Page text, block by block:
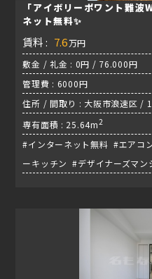
「アイボリーポワント難
ネット無料✨
賃料 : 7.6万円
敷金 / 礼金 : 0円 / 76.000円
管理費 : 6000円
住所 / 間取り : 大阪市浪速区 /
専有面積 : 25.64m2
#インターネット無料 #エアコ
ーキッチン #デザイナーズマ